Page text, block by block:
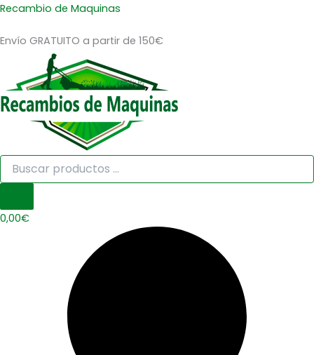
Ir
contenido
Recambio de Maquinas
Envío GRATUITO a partir de 150€
Búsqueda
productos
0,00€
Menú
Menú
Búsqueda
productos
MUELLE
GX-
22,
GX-
35
MITSUBISHI
261
cantidad